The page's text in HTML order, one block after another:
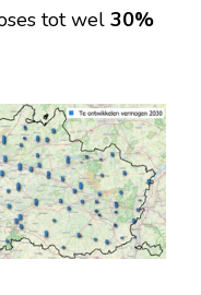
tot wel 30%